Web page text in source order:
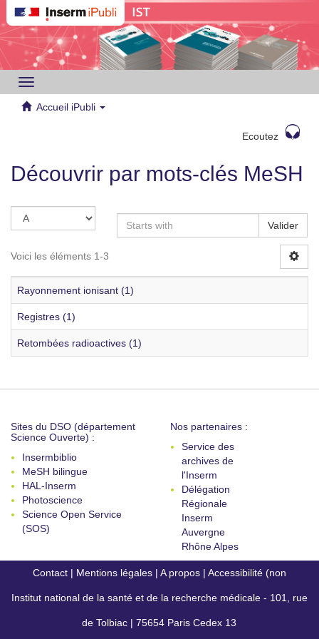
Toggle
navigation
Accueil iPubli
Ecoutez
Découvrir par mots-clés MeSH
Valider
Voici les éléments 1-3
Rayonnement ionisant (1)
Registres (1)
Retombées radioactives (1)
Sites du DSO (département
Science Ouverte) :
Insermbiblio
MeSH bilingue
HAL-Inserm
Photoscience
Science Open Service
(SOS)
Nos partenaires :
Service des
archives de
l'Inserm
Délégation
Régionale
Inserm
Auvergne
Rhône Alpes
Contact | Mentions légales | A propos | Accessibilité (non
conforme)
Institut national de la santé et de la recherche médicale - 101, rue
de Tolbiac | 75654 Paris Cedex 13